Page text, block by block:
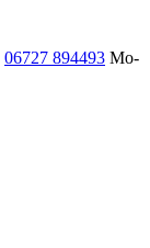
06727 894493 Mo-